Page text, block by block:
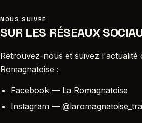
NOUS SUIVRE
SUR LES RÉSEAUX
Retrouvez-nous et suivez l'actualité
Romagnatoise :
Facebook — La Romagnatoise
Instagram —